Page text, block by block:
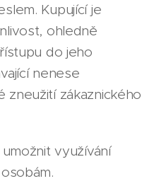
Kupující je
ohledně
do jeho
nenese
zákaznického
využívání